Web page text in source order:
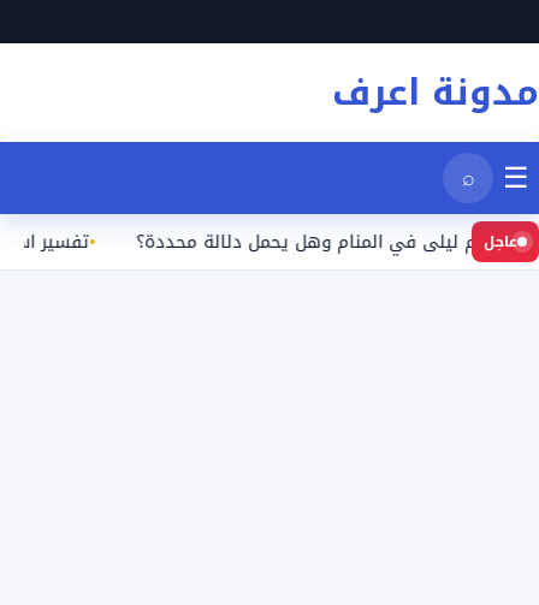
إلى
المحتوى
مدونة اعرف
☰
⌕
عاجل
ليلى في المنام وهل يحمل دلالة محددة؟ تفسير اسم أماني